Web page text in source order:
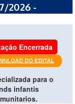
2026 -
Encerrada
para o
infantis